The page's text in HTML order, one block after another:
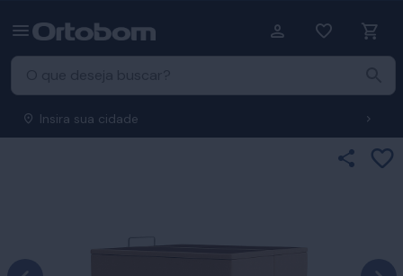
Insira sua cidade